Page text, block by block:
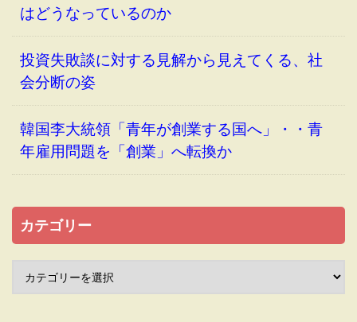
はどうなっているのか
投資失敗談に対する見解から見えてくる、社
会分断の姿
韓国李大統領「青年が創業する国へ」・・青
年雇用問題を「創業」へ転換か
カテゴリー